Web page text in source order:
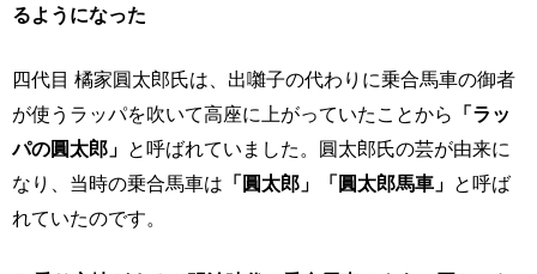
るようになった
四代目 橘家圓太郎氏は、出囃子の代わりに乗合馬車の御者
が使うラッパを吹いて高座に上がっていたことから
「ラッ
パの圓太郎」 と呼ばれていました。圓太郎氏の芸が由来に
なり、当時の乗合馬車は 「圓太郎」「圓太郎馬車」 と呼ば
れていたのです。